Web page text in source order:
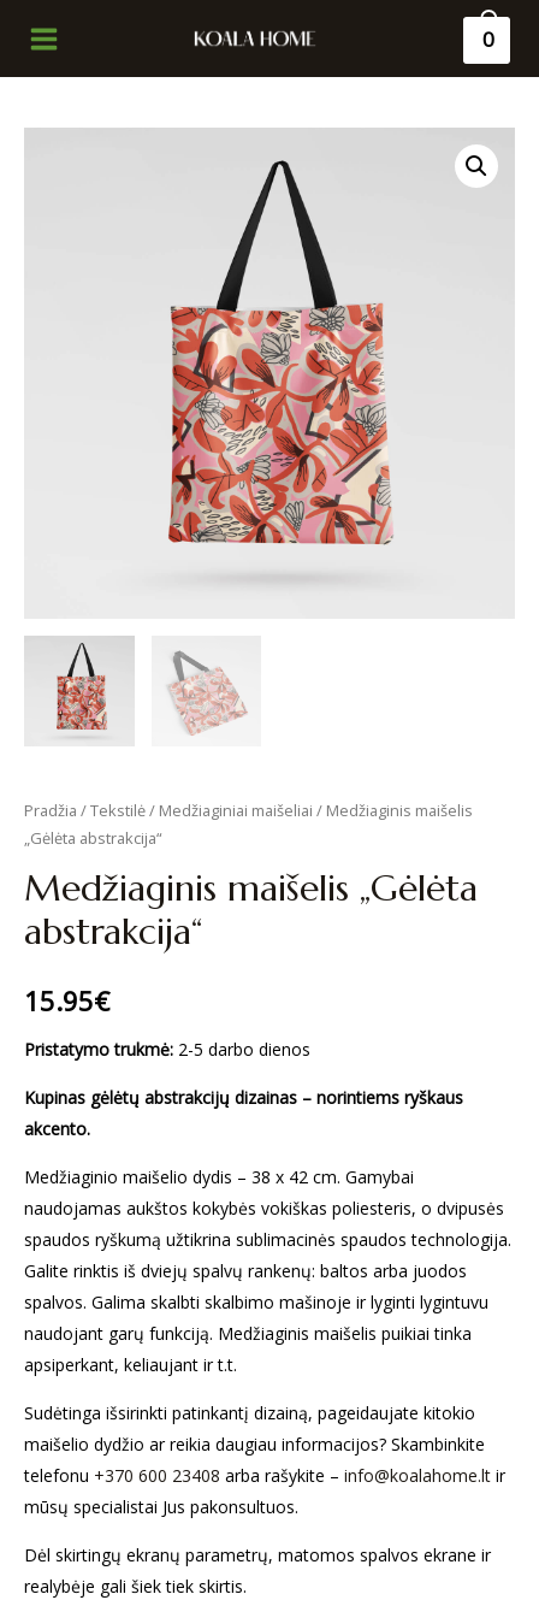
Main
0
Pradžia /Tekstilė/ Medžiaginiai maišeliai / Medžiaginis maišelis
„Gėlėta abstrakcija“
Medžiaginis maišelis „Gėlėta
abstrakcija“
15.95€
Pristatymo trukmė: 2-5 darbo dienos
Kupinas gėlėtų abstrakcijų dizainas – norintiems ryškaus
akcento.
Medžiaginio maišelio dydis – 38 x 42 cm. Gamybai
naudojamas aukštos kokybės vokiškas poliesteris, o dvipusės
spaudos ryškumą užtikrina sublimacinės spaudos technologija.
Galite rinktis iš dviejų spalvų rankenų: baltos arba juodos
spalvos. Galima skalbti skalbimo mašinoje ir lyginti lygintuvu
naudojant garų funkciją. Medžiaginis maišelis puikiai tinka
apsiperkant, keliaujant ir t.t.
Sudėtinga išsirinkti patinkantį dizainą, pageidaujate kitokio
maišelio dydžio ar reikia daugiau informacijos? Skambinkite
telefonu +370 600 23408 arba rašykite – info@koalahome.lt ir
mūsų specialistai Jus pakonsultuos.
Dėl skirtingų ekranų parametrų, matomos spalvos ekrane ir
realybėje gali šiek tiek skirtis.